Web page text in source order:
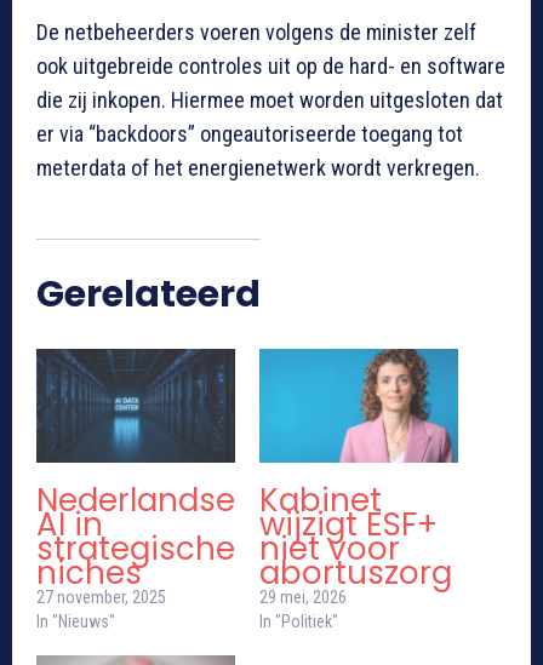
De netbeheerders voeren volgens de minister zelf
ook uitgebreide controles uit op de hard- en software
die zij inkopen. Hiermee moet worden uitgesloten dat
er via “backdoors” ongeautoriseerde toegang tot
meterdata of het energienetwerk wordt verkregen.
Gerelateerd
Nederlandse
AI in
strategische
niches
27 november, 2025
In "Nieuws"
Kabinet
wijzigt ESF+
niet voor
abortuszorg
29 mei, 2026
In "Politiek"